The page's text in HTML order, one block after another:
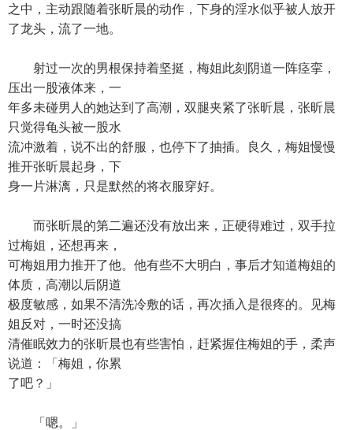
之中，主动跟随着张昕晨的动作，下身的淫水似乎被人放开
了龙头，流了一地。
射过一次的男根保持着坚挺，梅姐此刻阴道一阵痉挛，
压出一股液体来，一
年多未碰男人的她达到了高潮，双腿夹紧了张昕晨，张昕晨
只觉得龟头被一股水
流冲激着，说不出的舒服，也停下了抽插。良久，梅姐慢慢
推开张昕晨起身，下
身一片淋漓，只是默然的将衣服穿好。
而张昕晨的第二遍还没有放出来，正硬得难过，双手拉
过梅姐，还想再来，
可梅姐用力推开了他。他有些不大明白，事后才知道梅姐的
体质，高潮以后阴道
极度敏感，如果不清洗冷敷的话，再次插入是很疼的。见梅
姐反对，一时还没搞
清催眠效力的张昕晨也有些害怕，赶紧握住梅姐的手，柔声
说道：「梅姐，你累
了吧？」
「嗯。」